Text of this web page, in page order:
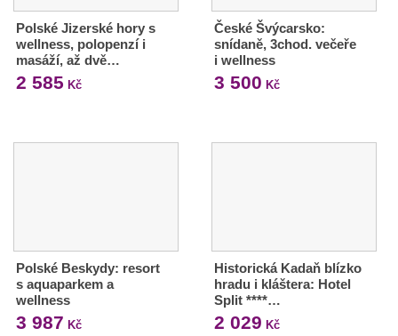
Polské Jizerské hory s
wellness, polopenzí i
masáží, až dvě…
2 585 Kč
České Švýcarsko:
snídaně, 3chod. večeře
i wellness
3 500 Kč
Polské Beskydy: resort
s aquaparkem a
wellness
3 987 Kč
Historická Kadaň blízko
hradu i kláštera: Hotel
Split ****…
2 029 Kč